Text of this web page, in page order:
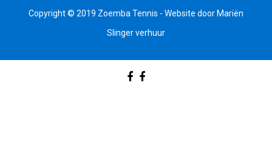
Copyright © 2019 Zoemba Tennis - Website door Mariën
Slinger verhuur